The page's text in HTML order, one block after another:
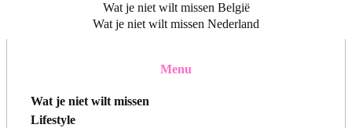
Wat je niet wilt missen België
Wat je niet wilt missen Nederland
Menu
Wat je niet wilt missen
Lifestyle